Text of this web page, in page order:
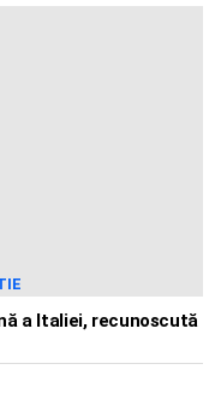
a Italiei, recunoscută